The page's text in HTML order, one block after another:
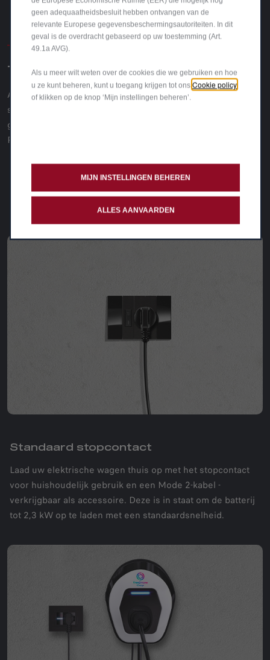
Hoe uw plug-in hybride wagen opladen
THUISLADEN
Als alternatief kan de batterij met een 7,4 kW snellader in
slechts 2,5 uur volledig worden opgeladen. Ontdek het
gamma compatibele thuisoplaadpunten voor uw Alfa
Romeo.
Standaard stopcontact
Laad uw elektrische wagen thuis op met het stopcontact
voor huishoudelijk gebruik en een Mode 2-kabel -
verkrijgbaar als accessoire. Deze is in staat om de batterij
tot 2,3 kW op te laden met een standaardsnelheid.
geen adequaatheidsbesluit hebben ontvangen van de
relevante Europese gegevensbeschermingsautoriteiten. In dit
geval is de overdracht gebaseerd op uw toestemming (Art.
49.1a AVG).
Als u meer wilt weten over de cookies die we gebruiken en hoe
u ze kunt beheren, kunt u toegang krijgen tot ons Cookie policy
of klikken op de knop ‘Mijn instellingen beheren’.
MIJN INSTELLINGEN BEHEREN
ALLES AANVAARDEN